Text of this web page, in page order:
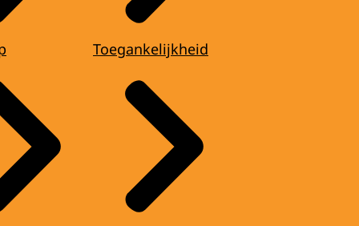
Toegankelijkheid